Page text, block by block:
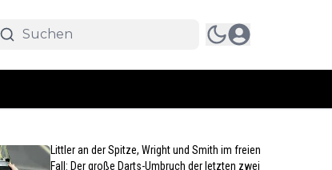
Littler an der Spitze, Wright und Smith im freien
Fall: Der große Darts-Umbruch der letzten zwei